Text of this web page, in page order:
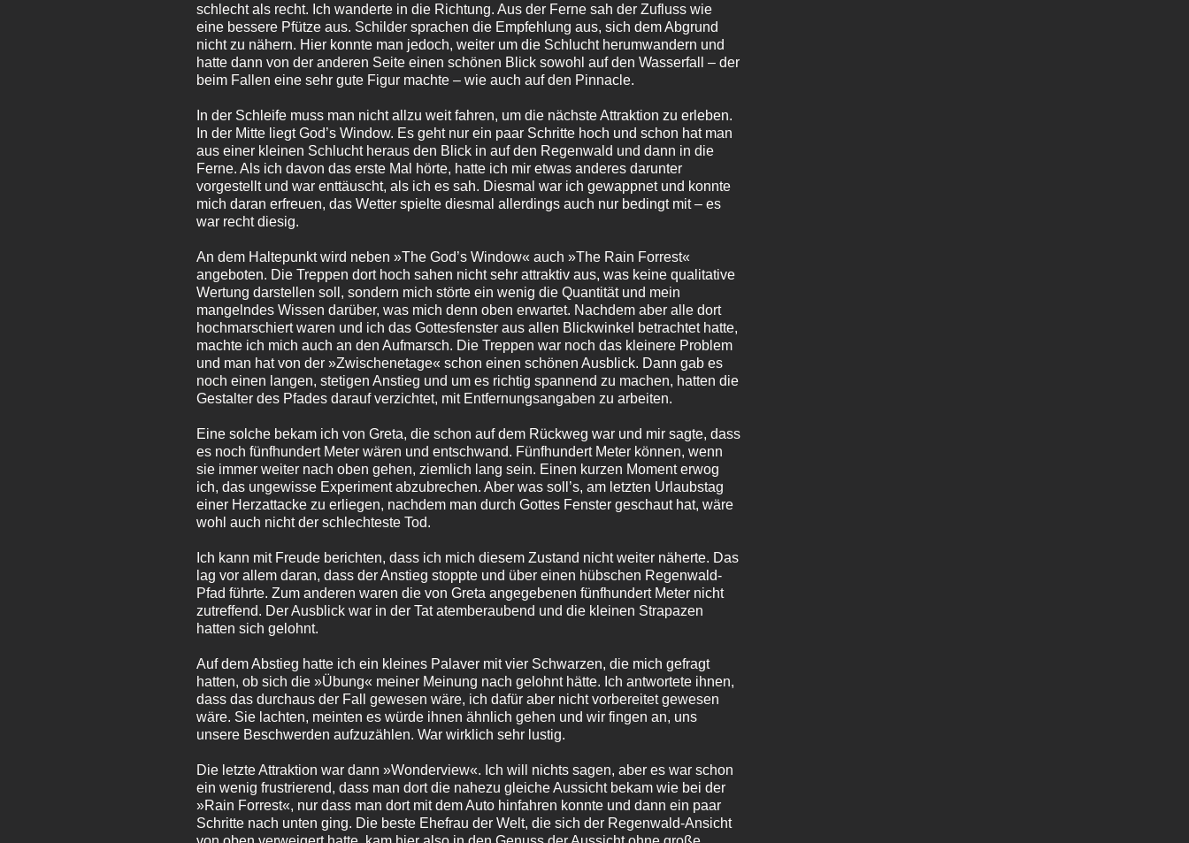
schlecht als recht. Ich wanderte in die Richtung. Aus der Ferne sah der Zufluss wie
eine bessere Pfütze aus. Schilder sprachen die Empfehlung aus, sich dem Abgrund
nicht zu nähern. Hier konnte man jedoch, weiter um die Schlucht herumwandern und
hatte dann von der anderen Seite einen schönen Blick sowohl auf den Wasserfall – der
beim Fallen eine sehr gute Figur machte – wie auch auf den Pinnacle.
In der Schleife muss man nicht allzu weit fahren, um die nächste Attraktion zu erleben.
In der Mitte liegt God’s Window. Es geht nur ein paar Schritte hoch und schon hat man
aus einer kleinen Schlucht heraus den Blick in auf den Regenwald und dann in die
Ferne. Als ich davon das erste Mal hörte, hatte ich mir etwas anderes darunter
vorgestellt und war enttäuscht, als ich es sah. Diesmal war ich gewappnet und konnte
mich daran erfreuen, das Wetter spielte diesmal allerdings auch nur bedingt mit – es
war recht diesig.
An dem Haltepunkt wird neben »The God’s Window« auch »The Rain Forrest«
angeboten. Die Treppen dort hoch sahen nicht sehr attraktiv aus, was keine qualitative
Wertung darstellen soll, sondern mich störte ein wenig die Quantität und mein
mangelndes Wissen darüber, was mich denn oben erwartet. Nachdem aber alle dort
hochmarschiert waren und ich das Gottesfenster aus allen Blickwinkel betrachtet hatte,
machte ich mich auch an den Aufmarsch. Die Treppen war noch das kleinere Problem
und man hat von der »Zwischenetage« schon einen schönen Ausblick. Dann gab es
noch einen langen, stetigen Anstieg und um es richtig spannend zu machen, hatten die
Gestalter des Pfades darauf verzichtet, mit Entfernungsangaben zu arbeiten.
Eine solche bekam ich von Greta, die schon auf dem Rückweg war und mir sagte, dass
es noch fünfhundert Meter wären und entschwand. Fünfhundert Meter können, wenn
sie immer weiter nach oben gehen, ziemlich lang sein. Einen kurzen Moment erwog
ich, das ungewisse Experiment abzubrechen. Aber was soll’s, am letzten Urlaubstag
einer Herzattacke zu erliegen, nachdem man durch Gottes Fenster geschaut hat, wäre
wohl auch nicht der schlechteste Tod.
Ich kann mit Freude berichten, dass ich mich diesem Zustand nicht weiter näherte. Das
lag vor allem daran, dass der Anstieg stoppte und über einen hübschen Regenwald-
Pfad führte. Zum anderen waren die von Greta angegebenen fünfhundert Meter nicht
zutreffend. Der Ausblick war in der Tat atemberaubend und die kleinen Strapazen
hatten sich gelohnt.
Auf dem Abstieg hatte ich ein kleines Palaver mit vier Schwarzen, die mich gefragt
hatten, ob sich die »Übung« meiner Meinung nach gelohnt hätte. Ich antwortete ihnen,
dass das durchaus der Fall gewesen wäre, ich dafür aber nicht vorbereitet gewesen
wäre. Sie lachten, meinten es würde ihnen ähnlich gehen und wir fingen an, uns
unsere Beschwerden aufzuzählen. War wirklich sehr lustig.
Die letzte Attraktion war dann »Wonderview«. Ich will nichts sagen, aber es war schon
ein wenig frustrierend, dass man dort die nahezu gleiche Aussicht bekam wie bei der
»Rain Forrest«, nur dass man dort mit dem Auto hinfahren konnte und dann ein paar
Schritte nach unten ging. Die beste Ehefrau der Welt, die sich der Regenwald-Ansicht